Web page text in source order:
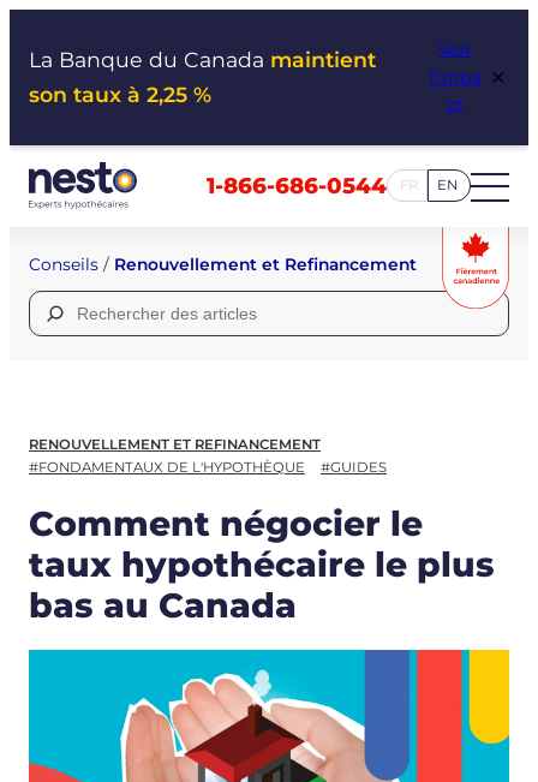
La Banque du Canada maintient
son taux à 2,25 %
Voir
l’impa
ct
×
1-866-686-0544 FR EN
Conseils / Renouvellement et Refinancement
Rechercher :
RENOUVELLEMENT ET REFINANCEMENT
#FONDAMENTAUX DE L'HYPOTHÈQUE
#GUIDES
Comment négocier le
taux hypothécaire le plus
bas au Canada